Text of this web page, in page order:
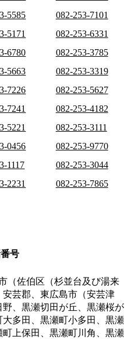
5585
082-253-7101
5171
082-253-6331
6780
082-253-3785
5663
082-253-3319
7226
082-253-5627
7241
082-253-4182
5221
082-253-3111
0456
082-253-9770
1117
082-253-3044
2231
082-253-7865
号
（佐伯区（杉並台及び湯来
芸郡、東広島市（安芸津
、黒瀬切田が丘、黒瀬桜が
多田、黒瀬町小多田、黒瀬
上保田、黒瀬町川角、黒瀬